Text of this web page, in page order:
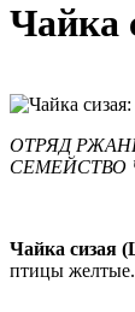
Чайка
ОТРЯД
СЕМЕЙСТВО
Чайка сизая
птицы желтые.